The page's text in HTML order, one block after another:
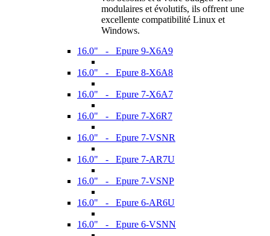
modulaires et évolutifs, ils offrent une
excellente compatibilité Linux et
Windows.
16.0" - Epure 9-X6A9
16.0" - Epure 8-X6A8
16.0" - Epure 7-X6A7
16.0" - Epure 7-X6R7
16.0" - Epure 7-VSNR
16.0" - Epure 7-AR7U
16.0" - Epure 7-VSNP
16.0" - Epure 6-AR6U
16.0" - Epure 6-VSNN